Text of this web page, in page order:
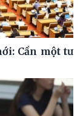
Cần một tư